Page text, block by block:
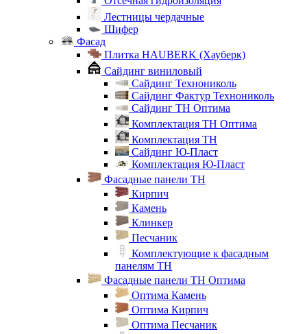
Лестницы чердачные
Шифер
Фасад
Плитка HAUBERK (Хауберк)
Сайдинг виниловый
Сайдинг Технониколь
Сайдинг Фактур Технониколь
Сайдинг ТН Оптима
Комплектация ТН Оптима
Комплектация ТН
Сайдинг Ю-Пласт
Комплектация Ю-Пласт
Фасадные панели ТН
Кирпич
Камень
Клинкер
Песчаник
Комплектующие к фасадным
панелям ТН
Фасадные панели ТН Оптима
Оптима Камень
Оптима Кирпич
Оптима Песчаник